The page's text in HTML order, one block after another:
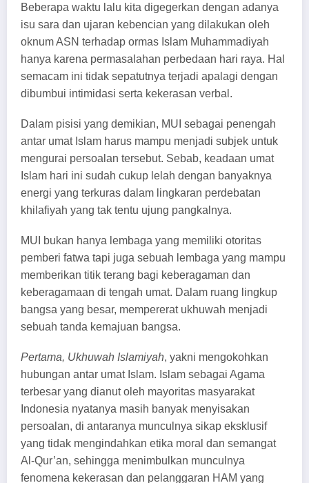
Beberapa waktu lalu kita digegerkan dengan adanya
isu sara dan ujaran kebencian yang dilakukan oleh
oknum ASN terhadap ormas Islam Muhammadiyah
hanya karena permasalahan perbedaan hari raya. Hal
semacam ini tidak sepatutnya terjadi apalagi dengan
dibumbui intimidasi serta kekerasan verbal.
Dalam pisisi yang demikian, MUI sebagai penengah
antar umat Islam harus mampu menjadi subjek untuk
mengurai persoalan tersebut. Sebab, keadaan umat
Islam hari ini sudah cukup lelah dengan banyaknya
energi yang terkuras dalam lingkaran perdebatan
khilafiyah yang tak tentu ujung pangkalnya.
MUI bukan hanya lembaga yang memiliki otoritas
pemberi fatwa tapi juga sebuah lembaga yang mampu
memberikan titik terang bagi keberagaman dan
keberagamaan di tengah umat. Dalam ruang lingkup
bangsa yang besar, mempererat ukhuwah menjadi
sebuah tanda kemajuan bangsa.
Pertama, Ukhuwah Islamiyah, yakni mengokohkan
hubungan antar umat Islam. Islam sebagai Agama
terbesar yang dianut oleh mayoritas masyarakat
Indonesia nyatanya masih banyak menyisakan
persoalan, di antaranya munculnya sikap eksklusif
yang tidak mengindahkan etika moral dan semangat
Al-Qur’an, sehingga menimbulkan munculnya
fenomena kekerasan dan pelanggaran HAM yang